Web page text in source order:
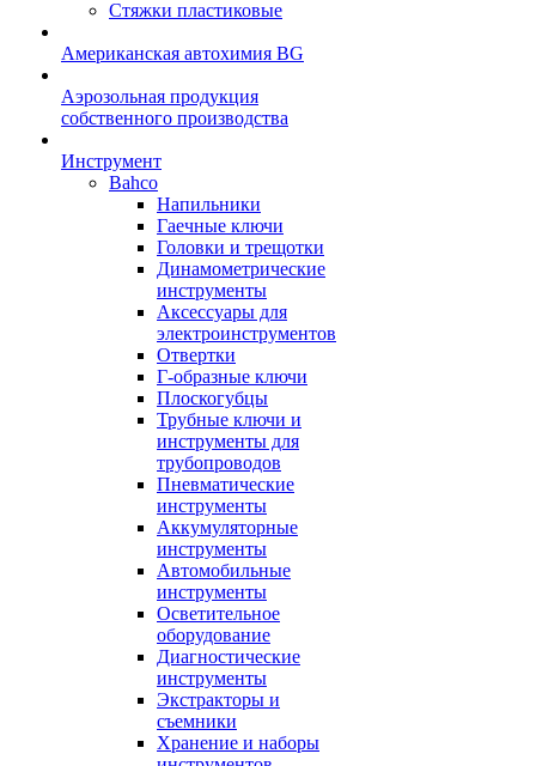
Стяжки пластиковые
Американская автохимия BG
Аэрозольная продукция
собственного производства
Инструмент
Bahco
Напильники
Гаечные ключи
Головки и трещотки
Динамометрические
инструменты
Аксессуары для
электроинструментов
Отвертки
Г-образные ключи
Плоскогубцы
Трубные ключи и
инструменты для
трубопроводов
Пневматические
инструменты
Аккумуляторные
инструменты
Автомобильные
инструменты
Осветительное
оборудование
Диагностические
инструменты
Экстракторы и
съемники
Хранение и наборы